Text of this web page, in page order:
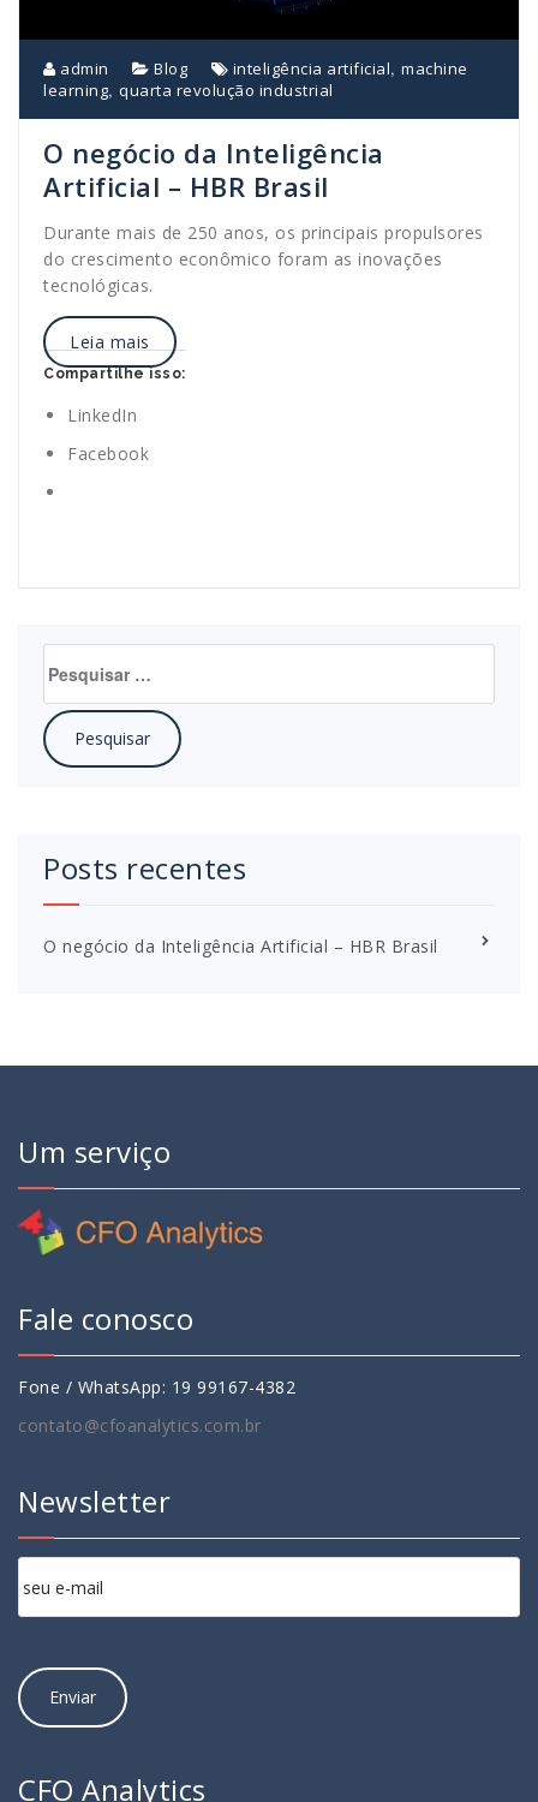
admin Blog inteligência artificial, machine
learning, quarta revolução industrial
O negócio da Inteligência
Artificial – HBR Brasil
Durante mais de 250 anos, os principais propulsores
do crescimento econômico foram as inovações
tecnológicas.
Leia mais
Compartilhe isso:
LinkedIn
Facebook
por:
Posts recentes
O negócio da Inteligência Artificial – HBR Brasil
Um serviço
Fale conosco
Fone / WhatsApp: 19 99167-4382
contato@cfoanalytics.com.br
Newsletter
CFO Analytics